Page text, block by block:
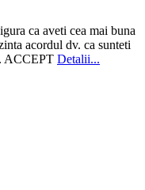
ca aveti cea mai buna
acordul dv. ca sunteti
ACCEPT Detalii...